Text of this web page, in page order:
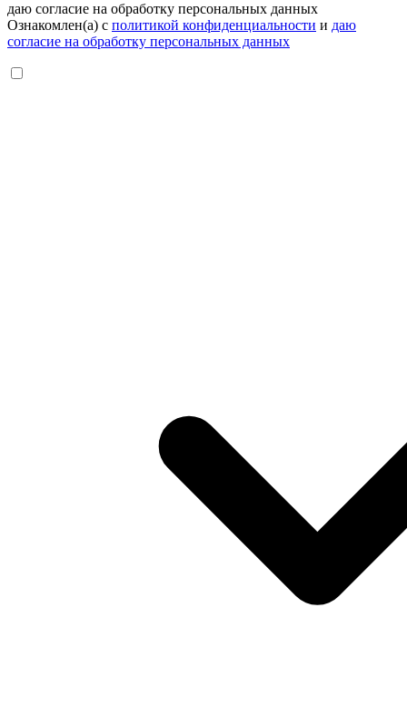
даю согласие на обработку персональных данных
Ознакомлен(а) с политикой конфиденциальности и даю
согласие на обработку персональных данных